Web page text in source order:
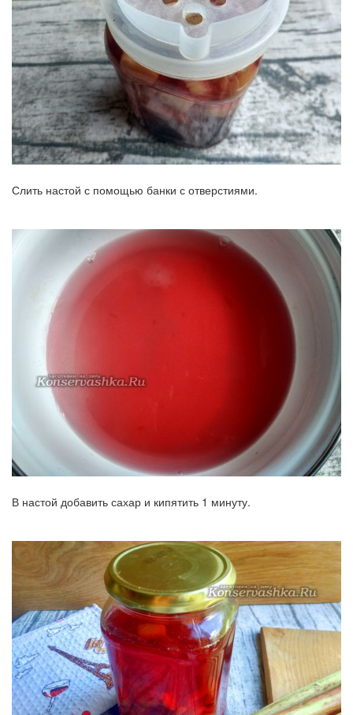
Слить настой с помощью банки с отверстиями.
В настой добавить сахар и кипятить 1 минуту.